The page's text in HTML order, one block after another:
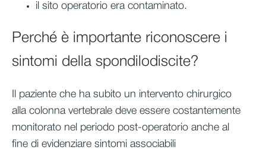
il sito operatorio era contaminato.
Perché è importante riconoscere i
sintomi della spondilodiscite?
Il paziente che ha subito un intervento chirurgico
alla colonna vertebrale deve essere costantemente
monitorato nel periodo post-operatorio anche al
fine di evidenziare sintomi associabili